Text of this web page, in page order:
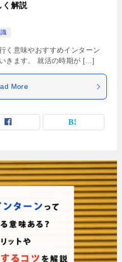
く解説
く意味やおすすめインターン
きます。 就活の時期が […]
More